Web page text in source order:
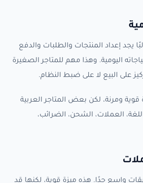
يجد إعداد المنتجات والطلبات والدفع
اليومية. وهذا مهم للمتاجر الصغيرة
على البيع لا على ضبط النظام.
قوية ومرنة، لكن بعض المتاجر العربية
العملات، الشحن، الضرائب،
واسع جدًا. هذه ميزة قوية، لكنها قد